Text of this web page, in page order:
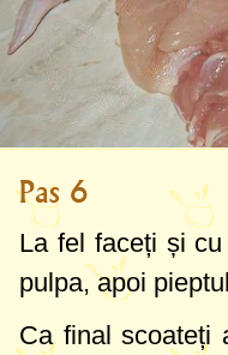
Pas 6
La fel faceți și
pulpa, apoi
Ca final scoateți